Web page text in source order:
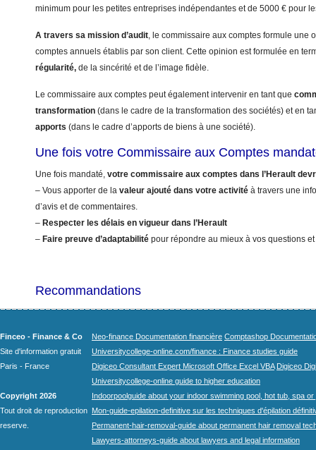
minimum pour les petites entreprises indépendantes et de 5000 € pour
A travers sa mission d’audit, le commissaire aux comptes formule une
comptes annuels établis par son client. Cette opinion est formulée en
régularité, de la sincérité et de l’image fidèle.
Le commissaire aux comptes peut également intervenir en tant que
transformation (dans le cadre de la transformation des sociétés) et en
apports (dans le cadre d’apports de biens à une société).
Une fois votre Commissaire aux Comptes
Une fois mandaté, votre commissaire aux comptes dans l’Herault
– Vous apporter de la valeur ajouté dans votre activité à travers une
d’avis et de commentaires.
– Respecter les délais en vigueur dans l’Herault
– Faire preuve d’adaptabilité pour répondre au mieux à vos questions
Recommandations
Finceo - Finance & Co
Site d'information gratuit
Paris - France
Copyright 2026
Tout droit de reproduction
reserve.
Neo-finance Documentation financière Comptashop
Universitycollege-online.com/finance : Finance studies guide
Digiceo Consultant Expert Microsoft Office Excel VBA Digiceo
Universitycollege-online guide to higher education
Indoorpoolguide about your indoor swimming pool, hot tub, spa
Mon-guide-epilation-definitive sur les techniques d'épilation
Permanent-hair-removal-guide about permanent hair removal
Lawyers-attorneys-guide about lawyers and legal information